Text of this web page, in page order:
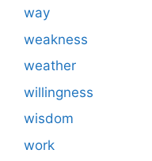
way
weakness
weather
willingness
wisdom
work